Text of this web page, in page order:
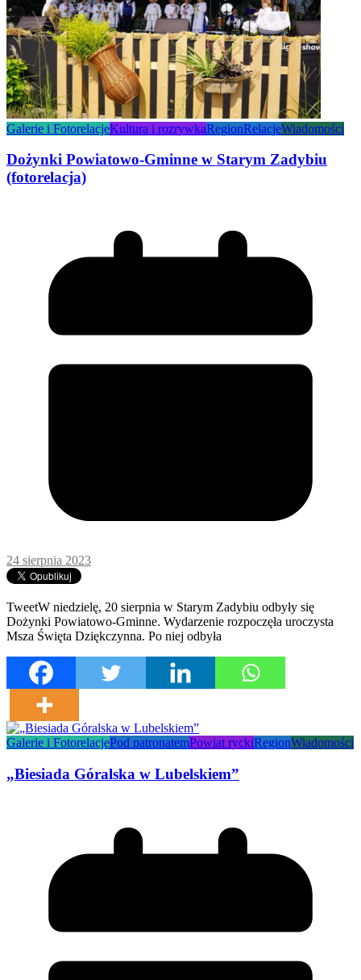
Galerie i FotorelacjeKultura i rozrywkaRegionRelacjeWiadomości
Dożynki Powiatowo-Gminne w Starym Zadybiu
(fotorelacja)
24 sierpnia 2023
TweetW niedzielę, 20 sierpnia w Starym Zadybiu odbyły się
Dożynki Powiatowo-Gminne. Wydarzenie rozpoczęła uroczysta
Msza Święta Dziękczynna. Po niej odbyła
Galerie i FotorelacjePod patronatemPowiat ryckiRegionWiadomości
„Biesiada Góralska w Lubelskiem”